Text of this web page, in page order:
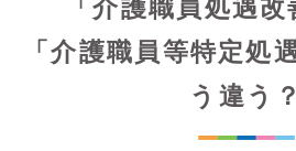
「介護職員処遇
「介護職員等特定処
う違う？